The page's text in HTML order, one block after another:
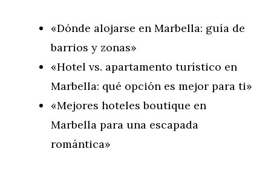
«Dónde alojarse en Marbella: guía de
barrios y zonas»
«Hotel vs. apartamento turístico en
Marbella: qué opción es mejor para ti»
«Mejores hoteles boutique en
Marbella para una escapada
romántica»